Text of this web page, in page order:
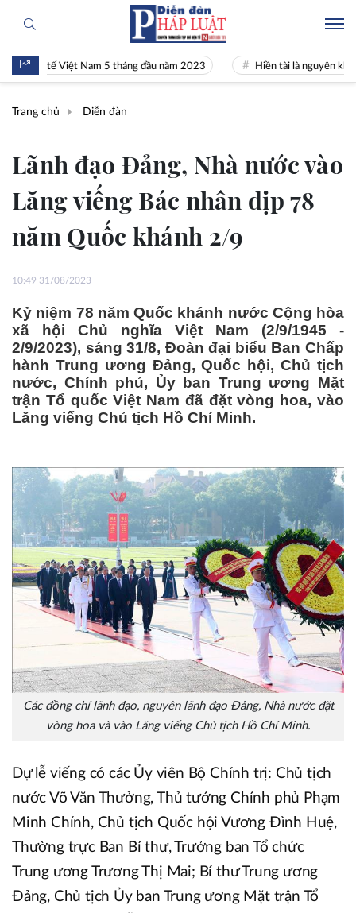
Nam 5 tháng đầu năm 2023 Hiền tài là nguyên khí Quốc gia
Trang chủ Diễn đàn
Lãnh đạo Đảng, Nhà nước vào
Lăng viếng Bác nhân dịp 78
năm Quốc khánh 2/9
10:49 31/08/2023
Kỷ niệm 78 năm Quốc khánh nước Cộng hòa
xã hội Chủ nghĩa Việt Nam (2/9/1945 -
2/9/2023), sáng 31/8, Đoàn đại biểu Ban Chấp
hành Trung ương Đảng, Quốc hội, Chủ tịch
nước, Chính phủ, Ủy ban Trung ương Mặt
trận Tổ quốc Việt Nam đã đặt vòng hoa, vào
Lăng viếng Chủ tịch Hồ Chí Minh.
Các đồng chí lãnh đạo, nguyên lãnh đạo Đảng, Nhà nước đặt
vòng hoa và vào Lăng viếng Chủ tịch Hồ Chí Minh.
Dự lễ viếng có các Ủy viên Bộ Chính trị: Chủ tịch
nước Võ Văn Thưởng, Thủ tướng Chính phủ Phạm
Minh Chính, Chủ tịch Quốc hội Vương Đình Huệ,
Thường trực Ban Bí thư, Trưởng ban Tổ chức
Trung ương Trương Thị Mai; Bí thư Trung ương
Đảng, Chủ tịch Ủy ban Trung ương Mặt trận Tổ